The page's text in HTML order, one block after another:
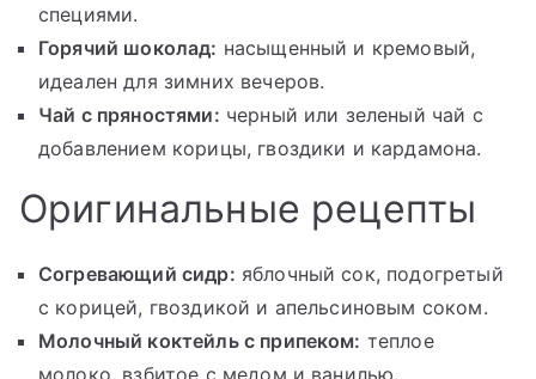
специями.
Горячий шоколад: насыщенный и кремовый,
идеален для зимних вечеров.
Чай с пряностями: черный или зеленый чай с
добавлением корицы, гвоздики и кардамона.
Оригинальные рецепты
Согревающий сидр: яблочный сок, подогретый
с корицей, гвоздикой и апельсиновым соком.
Молочный коктейль с припеком: теплое
молоко, взбитое с медом и ванилью.